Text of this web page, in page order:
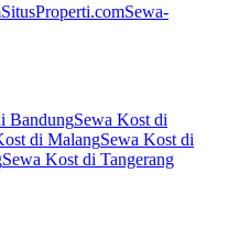
SitusProperti.comSewa-
BandungSewa Kost di
di MalangSewa Kost di
Sewa Kost di Tangerang